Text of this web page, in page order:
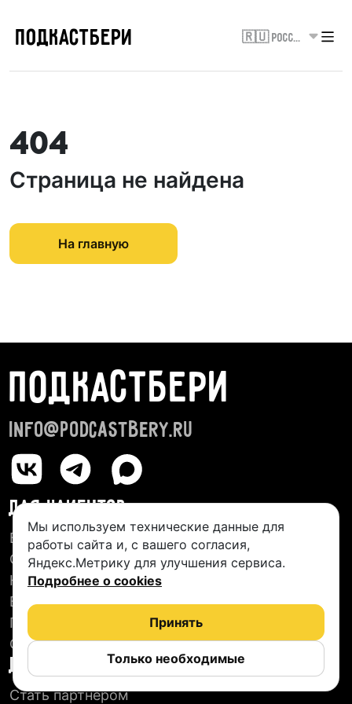
ПОДКАСТБЕРИ 🇷🇺 Россия
404
Страница не найдена
На главную
ПОДКАСТБЕРИ
info@podcastbery.ru
ДЛЯ КЛИЕНТОВ
База студий
О сервисе
Новые подкасты
Блог
Пользовательское соглашение
Отзывы
ДЛЯ СТУДИЙ
Стать партнером
Мы используем технические данные для
работы сайта и, с вашего согласия,
Яндекс.Метрику для улучшения сервиса.
Подробнее о cookies
Только необходимые
Принять